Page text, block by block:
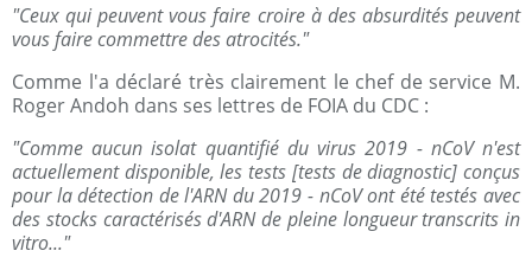
"Ceux qui peuvent vous faire croire à des absurdités peuvent
vous faire commettre des atrocités."
Comme l'a déclaré très clairement le chef de service M.
Roger Andoh dans ses lettres de FOIA du CDC :
"Comme aucun isolat quantifié du virus 2019 - nCoV n'est
actuellement disponible, les tests [tests de diagnostic] conçus
pour la détection de l'ARN du 2019 - nCoV ont été testés avec
des stocks caractérisés d'ARN de pleine longueur transcrits in
vitro..."